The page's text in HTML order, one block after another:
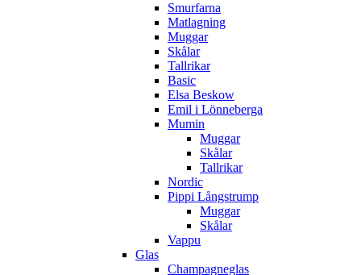
Smurfarna
Matlagning
Muggar
Skålar
Tallrikar
Basic
Elsa Beskow
Emil i Lönneberga
Mumin
Muggar
Skålar
Tallrikar
Nordic
Pippi Långstrump
Muggar
Skålar
Vappu
Glas
Champagneglas